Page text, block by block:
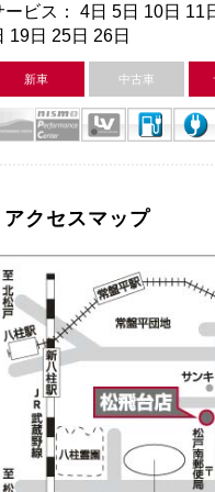
ービス： 4日 5日 10日 11
19日 25日 26日
新車 中古車
アクセスマップ